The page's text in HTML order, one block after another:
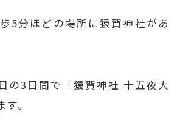
5分ほどの場所に猿賀神社があ
の3日間で「猿賀神社 十五夜大
。